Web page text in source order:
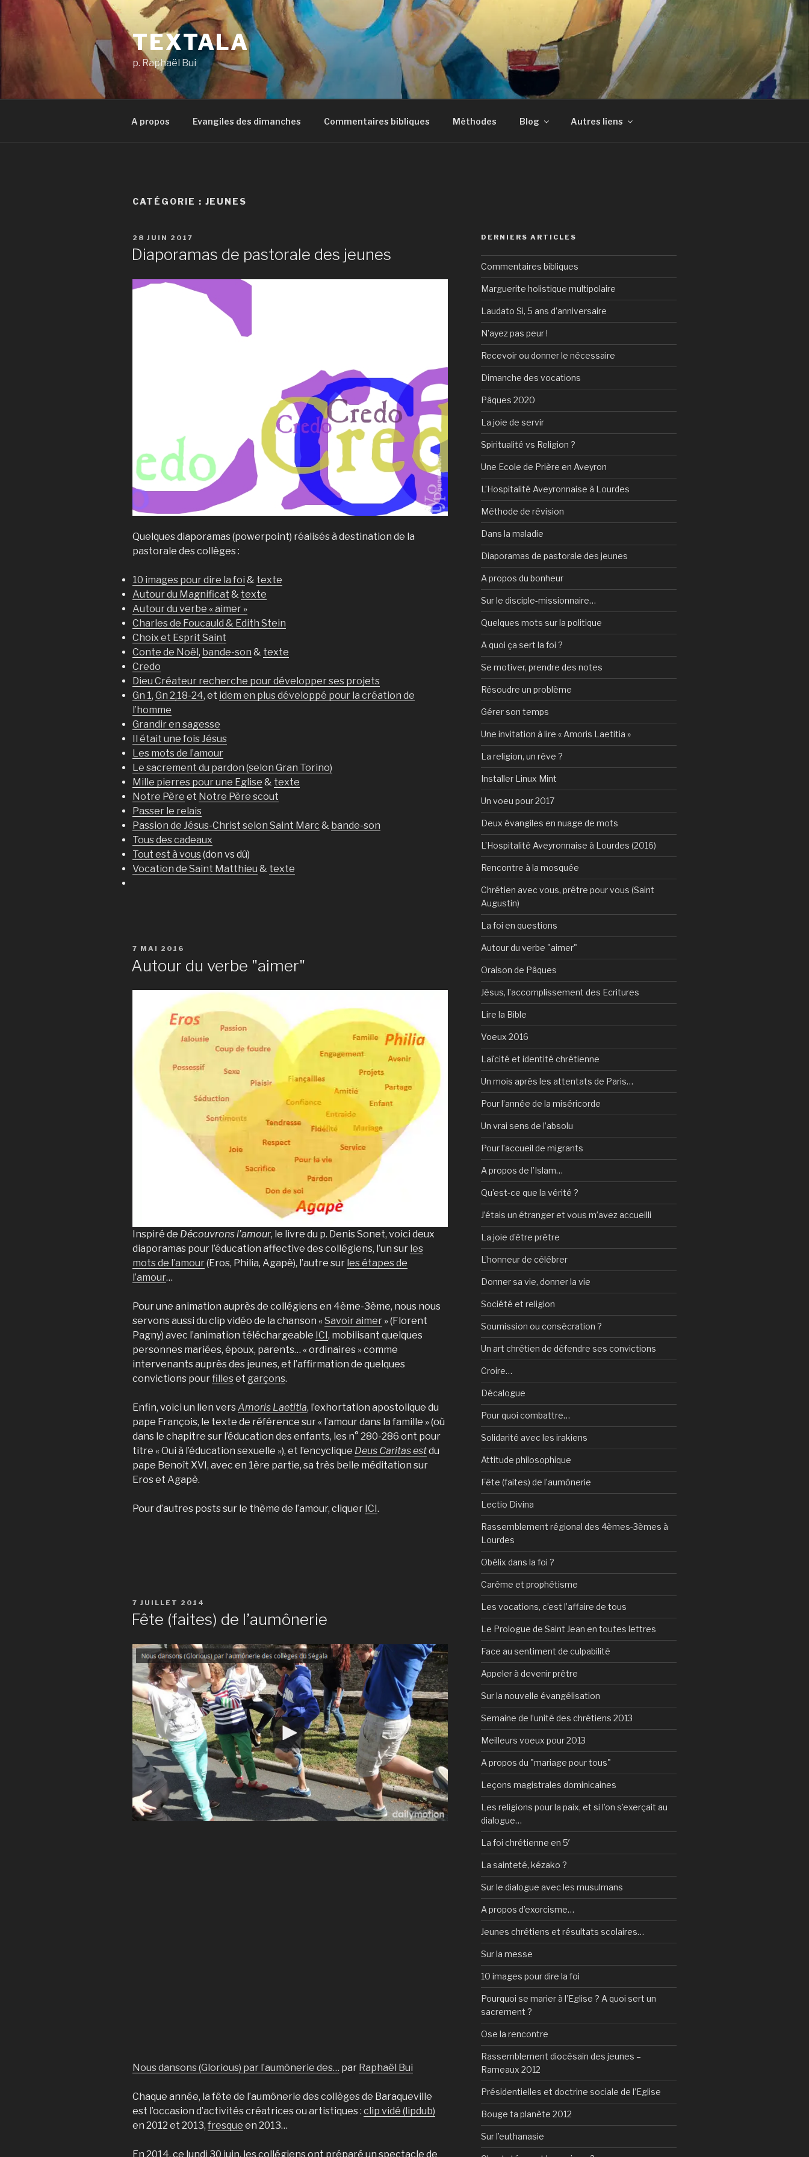
contenu
TEXTALA
p. Raphaël Bui
A propos Evangiles des dimanches Commentaires bibliques Méthodes Blog Autres liens
CATÉGORIE : JEUNES
PUBLIÉ
28 JUIN 2017
Diaporamas de pastorale des jeunes
Quelques diaporamas (powerpoint) réalisés à destination de la
pastorale des collèges :
10 images pour dire la foi & texte
Autour du Magnificat & texte
Autour du verbe « aimer »
Charles de Foucauld & Edith Stein
Choix et Esprit Saint
Conte de Noël, bande-son & texte
Credo
Dieu Créateur recherche pour développer ses projets
Gn 1, Gn 2,18-24, et idem en plus développé pour la création de
l’homme
Grandir en sagesse
Il était une fois Jésus
Les mots de l’amour
Le sacrement du pardon (selon Gran Torino)
Mille pierres pour une Eglise & texte
Notre Père et Notre Père scout
Passer le relais
Passion de Jésus-Christ selon Saint Marc & bande-son
Tous des cadeaux
Tout est à vous(don vs dû)
Vocation de Saint Matthieu & texte
PUBLIÉ
7 MAI 2016
Autour du verbe "aimer"
Inspiré de Découvrons l’amour, le livre du p. Denis Sonet, voici deux
diaporamas pour l’éducation affective des collégiens, l’un sur les
mots de l’amour(Eros, Philia, Agapè), l’autre sur les étapes de
l’amour…
Pour une animation auprès de collégiens en 4ème-3ème, nous nous
servons aussi du clip vidéo de la chanson «Savoir aimer » (Florent
Pagny) avec l’animation téléchargeable ICI, mobilisant quelques
personnes mariées, époux, parents… « ordinaires » comme
intervenants auprès des jeunes, et l’affirmation de quelques
convictions pourfilleset garçons.
Enfin, voici un lien versAmoris Laetitia, l’exhortation apostolique du
pape François, le texte de référence sur « l’amour dans la famille » (où
dans le chapitre sur l’éducation des enfants, les n° 280-286 ont pour
titre « Oui à l’éducation sexuelle »), et l’encyclique Deus Caritas estdu
pape Benoît XVI, avec en 1ère partie, sa très belle méditation sur
Eros et Agapè.
Pour d’autres posts sur le thème de l’amour, cliquer ICI.
PUBLIÉ
7 JUILLET 2014
Fête (faites) de l’aumônerie
Nous dansons (Glorious) par l’aumônerie des… par Raphaël Bui
Chaque année, la fête de l’aumônerie des collèges de Baraqueville
est l’occasion d’activités créatrices ou artistiques : clip vidé (lipdub)
en 2012 et 2013, fresque en 2013…
En 2014, ce lundi 30 juin, les collégiens ont préparé un spectacle de
DERNIERS ARTICLES
Commentaires bibliques
Marguerite holistique multipolaire
Laudato Si, 5 ans d’anniversaire
N’ayez pas peur !
Recevoir ou donner le nécessaire
Dimanche des vocations
Pâques 2020
La joie de servir
Spiritualité vs Religion ?
Une Ecole de Prière en Aveyron
L’Hospitalité Aveyronnaise à Lourdes
Méthode de révision
Dans la maladie
Diaporamas de pastorale des jeunes
A propos du bonheur
Sur le disciple-missionnaire…
Quelques mots sur la politique
A quoi ça sert la foi ?
Se motiver, prendre des notes
Résoudre un problème
Gérer son temps
Une invitation à lire « Amoris Laetitia »
La religion, un rêve ?
Installer Linux Mint
Un voeu pour 2017
Deux évangiles en nuage de mots
L’Hospitalité Aveyronnaise à Lourdes (2016)
Rencontre à la mosquée
Chrétien avec vous, prêtre pour vous (Saint
Augustin)
La foi en questions
Autour du verbe "aimer"
Oraison de Pâques
Jésus, l’accomplissement des Ecritures
Lire la Bible
Voeux 2016
Laïcité et identité chrétienne
Un mois après les attentats de Paris…
Pour l’année de la miséricorde
Un vrai sens de l’absolu
Pour l’accueil de migrants
A propos de l’Islam…
Qu’est-ce que la vérité ?
J’étais un étranger et vous m’avez accueilli
La joie d’être prêtre
L’honneur de célébrer
Donner sa vie, donner la vie
Société et religion
Soumission ou consécration ?
Un art chrétien de défendre ses convictions
Croire…
Décalogue
Pour quoi combattre…
Solidarité avec les irakiens
Attitude philosophique
Fête (faites) de l’aumônerie
Lectio Divina
Rassemblement régional des 4èmes-3èmes à
Lourdes
Obélix dans la foi ?
Carême et prophétisme
Les vocations, c’est l’affaire de tous
Le Prologue de Saint Jean en toutes lettres
Face au sentiment de culpabilité
Appeler à devenir prêtre
Sur la nouvelle évangélisation
Semaine de l’unité des chrétiens 2013
Meilleurs voeux pour 2013
A propos du "mariage pour tous"
Leçons magistrales dominicaines
Les religions pour la paix, et si l’on s’exerçait au
dialogue…
La foi chrétienne en 5′
La sainteté, kézako ?
Sur le dialogue avec les musulmans
A propos d’exorcisme…
Jeunes chrétiens et résultats scolaires…
Sur la messe
10 images pour dire la foi
Pourquoi se marier à l’Eglise ? A quoi sert un
sacrement ?
Ose la rencontre
Rassemblement diocésain des jeunes –
Rameaux 2012
Présidentielles et doctrine sociale de l’Eglise
Bouge ta planète 2012
Sur l’euthanasie